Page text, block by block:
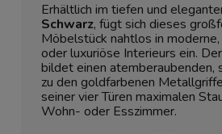
Erhältlich im tiefen und
Schwarz, fügt sich dieses
Möbelstück nahtlos in
oder luxuriöse Interieurs ein.
bildet einen
zu den goldfarbenen
seiner vier Türen maximalen
Wohn- oder Esszimmer.